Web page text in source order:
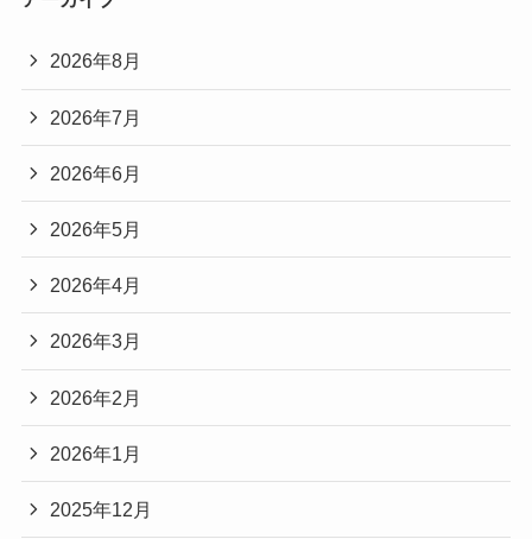
2026年8月
2026年7月
2026年6月
2026年5月
2026年4月
2026年3月
2026年2月
2026年1月
2025年12月